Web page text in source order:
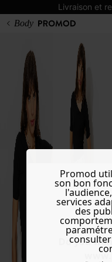
Livraison et
Do you
Body
Promod
son bon
services
des